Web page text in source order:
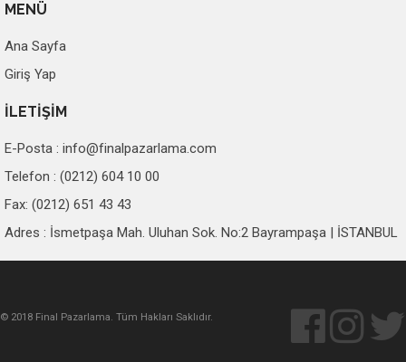
MENÜ
Ana Sayfa
Giriş Yap
İLETİŞİM
E-Posta : info@finalpazarlama.com
Telefon : (0212) 604 10 00
Fax: (0212) 651 43 43
Adres : İsmetpaşa Mah. Uluhan Sok. No:2 Bayrampaşa | İSTANBUL
© 2018 Final Pazarlama. Tüm Hakları Saklıdır.